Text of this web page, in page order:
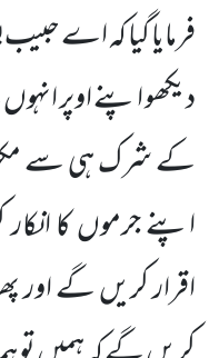
فرمایا گیا کہ اے
دیکھو اپنے اوپر
کے شرک ہی سے
اپنے جرموں کا
اقرار کریں گے اور